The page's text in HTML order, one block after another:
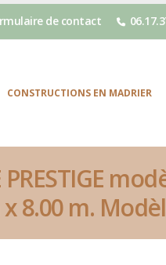
de contact
CONSTRUCTIONS EN MADRIER
8.00 m.